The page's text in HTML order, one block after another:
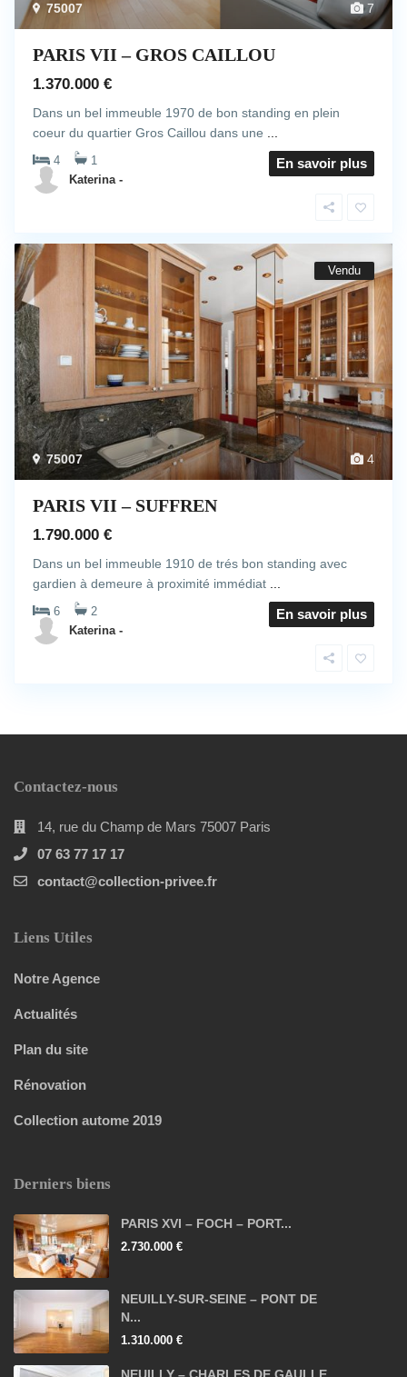
7
75007
PARIS VII – GROS CAILLOU
1.370.000 €
Dans un bel immeuble 1970 de bon standing en plein
coeur du quartier Gros Caillou dans une
4 1 En savoir plus
Katerina -
4
75007
Vendu
PARIS VII – SUFFREN
1.790.000 €
Dans un bel immeuble 1910 de trés bon standing avec
gardien à demeure à proximité immédiat
6 2 En savoir plus
Katerina -
Contactez-nous
14, rue du Champ de Mars 75007 Paris
07 63 77 17 17
contact@collection-privee.fr
Liens Utiles
Notre Agence
Actualités
Plan du site
Rénovation
Collection autome 2019
Derniers biens
PARIS XVI – FOCH – PORT...
2.730.000 €
NEUILLY-SUR-SEINE – PONT DE
N...
1.310.000 €
NEUILLY – CHARLES DE GAULLE